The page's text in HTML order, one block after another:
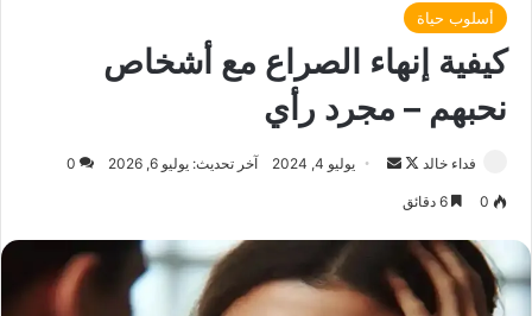
أسلوب حياة
كيفية إنهاء الصراع مع أشخاص
نحبهم – مجرد رأي
فداء خالد
ت
ع
ل ر
يوليو 4, 2024 آخر تحديث: يوليو 6, 2026 0
0